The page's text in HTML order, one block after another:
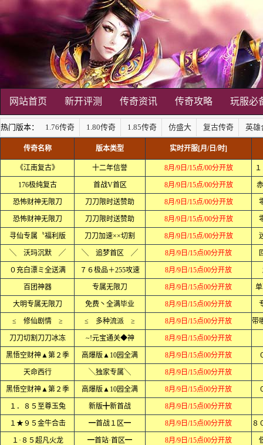
网站首页 新开评测 传奇资讯 传奇攻略 玩服必
热门版本： 1.76传奇 1.80传奇 1.85传奇 仿盛大 复古传奇 英雄
传奇名称 版本类型 实时开服[月/日/时]
《江南复古》 十二年信誉 8月/9日/15点/00分开放
176极纯复古 首战V首区 8月/9日/15点/00分开放
恐怖财神无限刀 刀刀限时送赞助 8月/9日/15点/00分开放
恐怖财神无限刀 刀刀限时送赞助 8月/9日/15点/00分开放
寻仙专属〝福利版 刀刀加速××切割 8月/9日/15点/00分开放
╲ 沃玛沉默 ╱ ╲ 追梦首区 ╱ 8月/9日/15点00分开放
０充白漂ミ全送满 ７６极品＋255攻速 8月/9日/15点00分开放
百团神器 专属无限刀 8月/9日/15点00分开放
大明专属无限刀 免费丶全满毕业 8月/9日/15点00分开放
≤ 修仙剧情 ≥ ≤ 多种流派 ≥ 8月/9日/15点00分开放
刀刀切割刀刀冰冻 ~!元宝通关◆神 8月/9日/15点00分开放
黑悟空财神▲第２季 高爆版▲10园全满 8月/9日/15点00分开放
天命西行 ╲独家专属╲ 8月/9日/15点00分开放
黑悟空财神▲第２季 高爆版▲10园全满 8月/9日/15点00分开放
１．８５至尊玉兔 新版╋新首战 8月/9日/15点00分开放
１★９５金牛合击 ━首战１区━ 8月/9日/15点00分开放
１·８５超凡火龙 ━首站·首区━ 8月/9日/15点00分开放